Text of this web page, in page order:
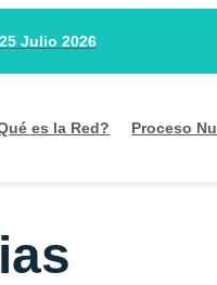
Julio 2026
es la Red? Proceso